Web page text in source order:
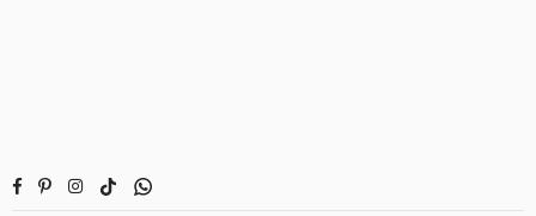
FacebookPinterestInstagram
TikTokWhatsapp